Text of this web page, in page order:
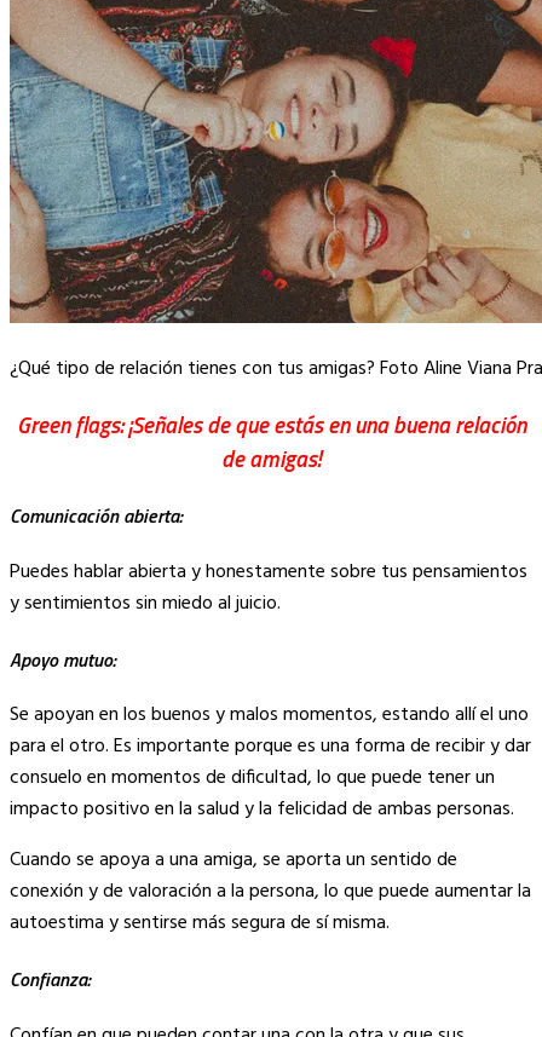
¿Qué tipo de relación tienes con tus amigas? Foto Aline Viana
Green flags: ¡Señales de que estás en una buena relación
de amigas!
Comunicación abierta:
Puedes hablar abierta y honestamente sobre tus pensamientos
y sentimientos sin miedo al juicio.
Apoyo mutuo:
Se apoyan en los buenos y malos momentos, estando allí el uno
para el otro. Es importante porque es una forma de recibir y dar
consuelo en momentos de dificultad, lo que puede tener un
impacto positivo en la salud y la felicidad de ambas personas.
Cuando se apoya a una amiga, se aporta un sentido de
conexión y de valoración a la persona, lo que puede aumentar la
autoestima y sentirse más segura de sí misma.
Confianza: